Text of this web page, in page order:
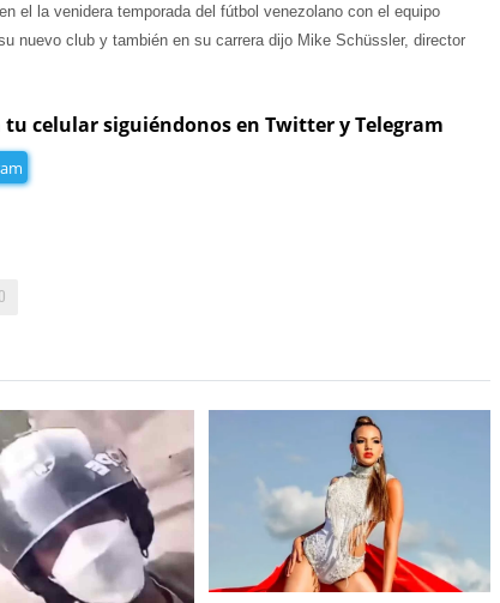
el la venidera temporada del fútbol venezolano con el equipo
nuevo club y también en su carrera dijo Mike Schüssler, director
celular siguiéndonos en Twitter y Telegram